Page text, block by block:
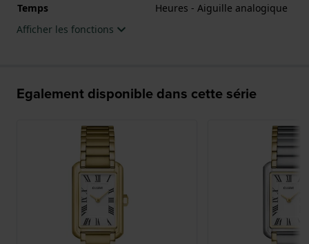
Temps
Heures - Aiguille analogique
Afficher les fonctions
Egalement disponible dans cette série